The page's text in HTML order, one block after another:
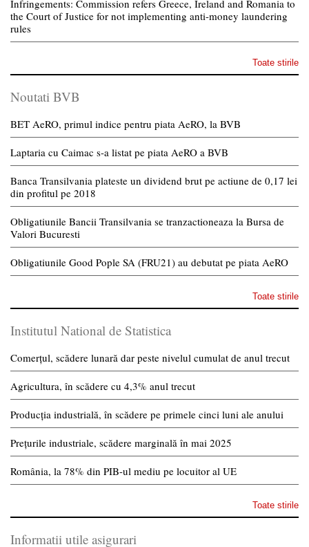
Infringements: Commission refers Greece, Ireland and Romania to
the Court of Justice for not implementing anti-money laundering
rules
Toate stirile
Noutati BVB
BET AeRO, primul indice pentru piata AeRO, la BVB
Laptaria cu Caimac s-a listat pe piata AeRO a BVB
Banca Transilvania plateste un dividend brut pe actiune de 0,17 lei
din profitul pe 2018
Obligatiunile Bancii Transilvania se tranzactioneaza la Bursa de
Valori Bucuresti
Obligatiunile Good Pople SA (FRU21) au debutat pe piata AeRO
Toate stirile
Institutul National de Statistica
Comerțul, scădere lunară dar peste nivelul cumulat de anul trecut
Agricultura, în scădere cu 4,3% anul trecut
Producția industrială, în scădere pe primele cinci luni ale anului
Prețurile industriale, scădere marginală în mai 2025
România, la 78% din PIB-ul mediu pe locuitor al UE
Toate stirile
Informatii utile asigurari